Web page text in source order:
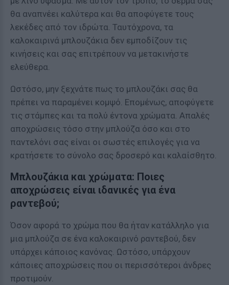
θα αναπνέει καλύτερα και θα αποφύγετε τους
λεκέδες από τον ιδρώτα. Ταυτόχρονα, τα
καλοκαιρινά μπλουζάκια δεν εμποδίζουν τις
κινήσεις και σας επιτρέπουν να μετακινήστε
ελεύθερα.
Ωστόσο, μην ξεχνάτε πως το μπλουζάκι σας θα
πρέπει να παραμένει κομψό. Επομένως, αποφύγετε
τις στάμπες και τα πολύ έντονα χρώματα. Απαλές
αποχρώσεις τόσο στην μπλούζα όσο και στο
παντελόνι σας είναι οι σωστές επιλογές για να
κρατήσετε το σύνολο σας δροσερό και καλαίσθητο.
Μπλουζάκια και χρώματα: Ποιες
αποχρώσεις είναι ιδανικές για ένα
ραντεβού;
Όσον αφορά το χρώμα που θα ήταν κατάλληλο για
μια μπλούζα σε ένα καλοκαιρινό ραντεβού, δεν
υπάρχει κάποιος κανόνας. Ωστόσο, υπάρχουν
κάποιες αποχρώσεις που οι περισσότεροι άνδρες
προτιμούν.